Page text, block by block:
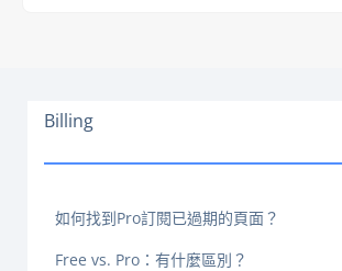
Billing
如何找到Pro訂閱已過期的頁面？
Free vs. Pro：有什麼區別？